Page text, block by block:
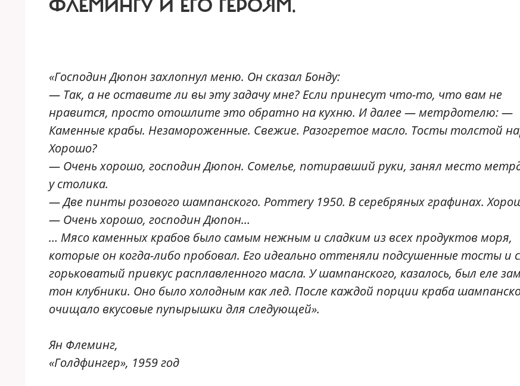
ФЛЕМИНГУ И ЕГО ГЕРОЯМ.
«Господин Дюпон захлопнул меню. Он сказал Бонду:
— Так, а не оставите ли вы эту задачу мне? Если принесут что-то, что вам не
нравится, просто отошлите это обратно на кухню. И далее — метрдотелю: —
Каменные крабы. Незамороженные. Свежие. Разогретое масло. Тосты толстой
Хорошо?
— Очень хорошо, господин Дюпон. Сомелье, потиравший руки, занял место
у столика.
— Две пинты розового шампанского. Pommery 1950. В серебряных графинах.
— Очень хорошо, господин Дюпон…
… Мясо каменных крабов было самым нежным и сладким из всех продуктов моря,
которые он когда-либо пробовал. Его идеально оттеняли подсушенные тосты и
горьковатый привкус расплавленного масла. У шампанского, казалось, был еле
тон клубники. Оно было холодным как лед. После каждой порции краба
очищало вкусовые пупырышки для следующей».
Ян Флеминг,
«Голдфингер», 1959 год